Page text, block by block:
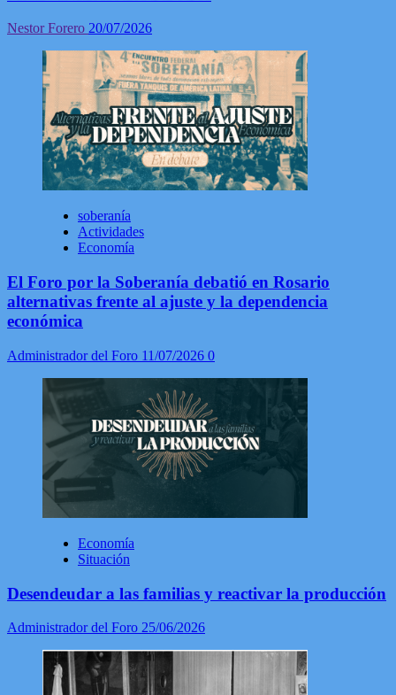
Nestor Forero 20/07/2026
soberanía
Actividades
Economía
El Foro por la Soberanía debatió en Rosario
alternativas frente al ajuste y la dependencia
económica
Administrador del Foro 11/07/2026 0
Economía
Situación
Desendeudar a las familias y reactivar la producción
Administrador del Foro 25/06/2026